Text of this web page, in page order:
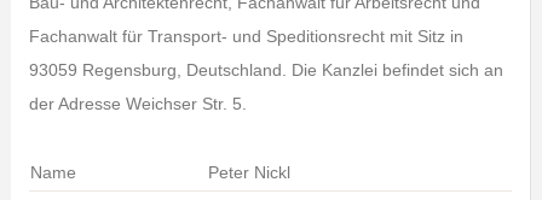
Fachanwalt für Transport- und Speditionsrecht mit Sitz in
93059 Regensburg, Deutschland. Die Kanzlei befindet sich an
der Adresse Weichser Str. 5.
Name
Peter Nickl